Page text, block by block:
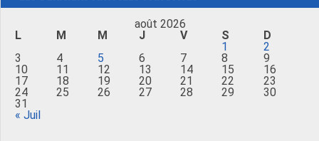
août 2026
L
M M J V S
D
1
2
3
4 5 6 7 8
9
10
11 12 13 14 15
16
17
18 19 20 21 22
23
24
25 26 27 28 29
30
31
« Juil